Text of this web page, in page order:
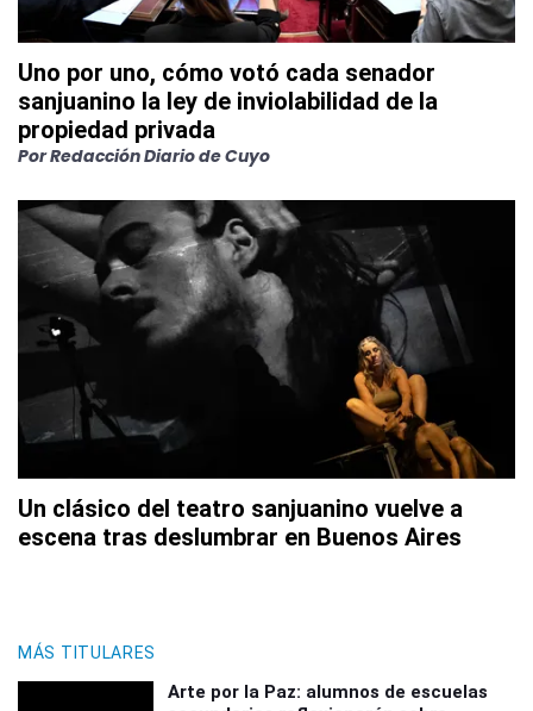
Uno por uno, cómo votó cada senador
sanjuanino la ley de inviolabilidad de la
propiedad privada
Por Redacción Diario de Cuyo
Un clásico del teatro sanjuanino vuelve a
escena tras deslumbrar en Buenos Aires
MÁS TITULARES
Arte por la Paz: alumnos de escuelas